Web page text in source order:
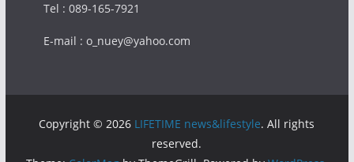
Tel : 089-165-7921
E-mail : o_nuey@yahoo.com
Copyright © 2026 LIFETIME news&lifestyle. All rights
reserved.